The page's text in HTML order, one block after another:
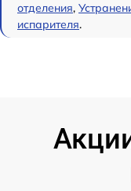
отделения,
испарителя.